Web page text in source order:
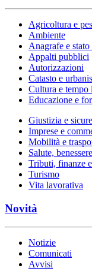
Agricoltura e
Ambiente
Anagrafe e
Appalti pubblici
Autorizzazioni
Catasto e
Cultura e tempo
Educazione e
Giustizia e
Imprese e
Mobilità e
Salute,
Tributi, finanze
Turismo
Vita lavorativa
Novità
Notizie
Comunicati
Avvisi